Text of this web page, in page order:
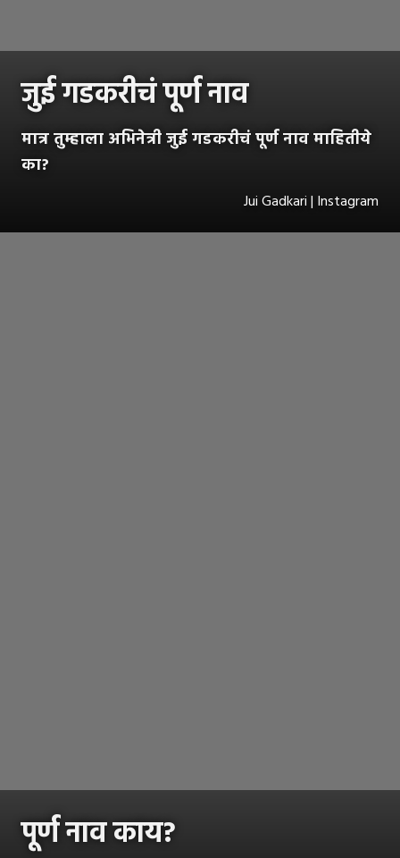
जुई गडकरीचं पूर्ण नाव
मात्र तुम्हाला अभिनेत्री जुई गडकरीचं पूर्ण नाव माहितीये
का?
Jui Gadkari | Instagram
पूर्ण नाव काय?